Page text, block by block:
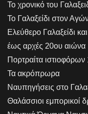
Το χρονικό του
Το Γαλαξείδι στον
Ελεύθερο Γαλαξείδι
έως αρχές 20ου αιώνα
Πορτραίτα
Τα ακρόπρωρα
Ναυπηγήσεις στο
Θαλάσσιοι εμπορικοί